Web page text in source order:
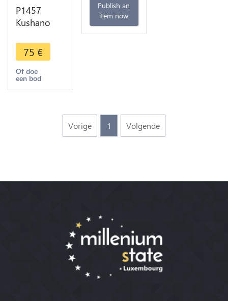
P1457
Kushano
Kingdom
Drachme
Varhran IV
388 399
75 €
Of doe
een bod
Publish an
item now
Vorige 1 Volgende